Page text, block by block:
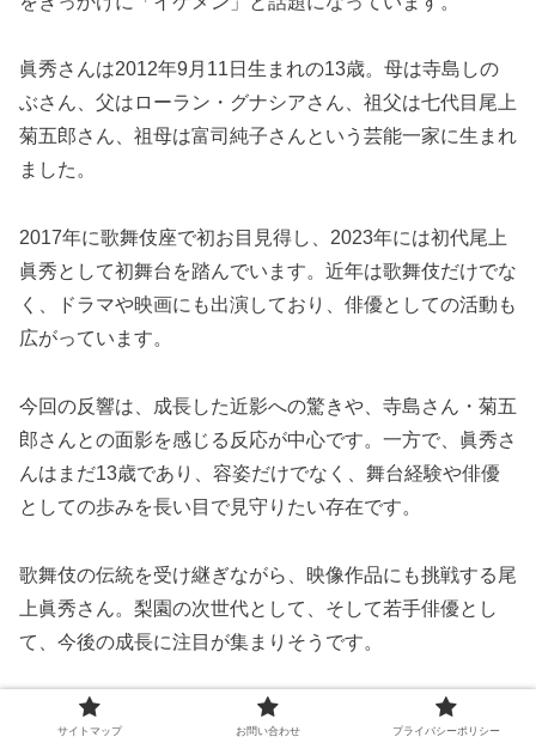
眞秀さんは2012年9月11日生まれの13歳。母は寺島しの
ぶさん、父はローラン・グナシアさん、祖父は七代目尾上
菊五郎さん、祖母は富司純子さんという芸能一家に生まれ
ました。
2017年に歌舞伎座で初お目見得し、2023年には初代尾上
眞秀として初舞台を踏んでいます。近年は歌舞伎だけでな
く、ドラマや映画にも出演しており、俳優としての活動も
広がっています。
今回の反響は、成長した近影への驚きや、寺島さん・菊五
郎さんとの面影を感じる反応が中心です。一方で、眞秀さ
んはまだ13歳であり、容姿だけでなく、舞台経験や俳優
としての歩みを長い目で見守りたい存在です。
歌舞伎の伝統を受け継ぎながら、映像作品にも挑戦する尾
上眞秀さん。梨園の次世代として、そして若手俳優とし
て、今後の成長に注目が集まりそうです。
サイトマップ お問い合わせ プライバシーポリシー